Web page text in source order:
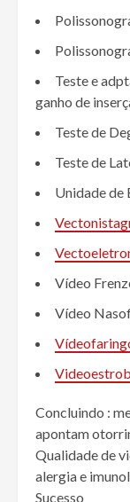
Teste e
ganho de
Teste de
Teste de
Unidade de
Vídeo
Vídeo
Concluindo :
apontam
Qualidade de
alergia e
Sucesso